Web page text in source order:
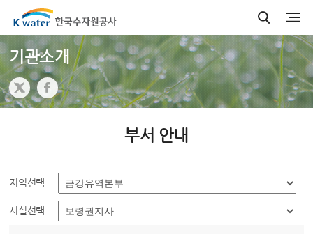
기관소개
부서 안내
지역선택
시설선택